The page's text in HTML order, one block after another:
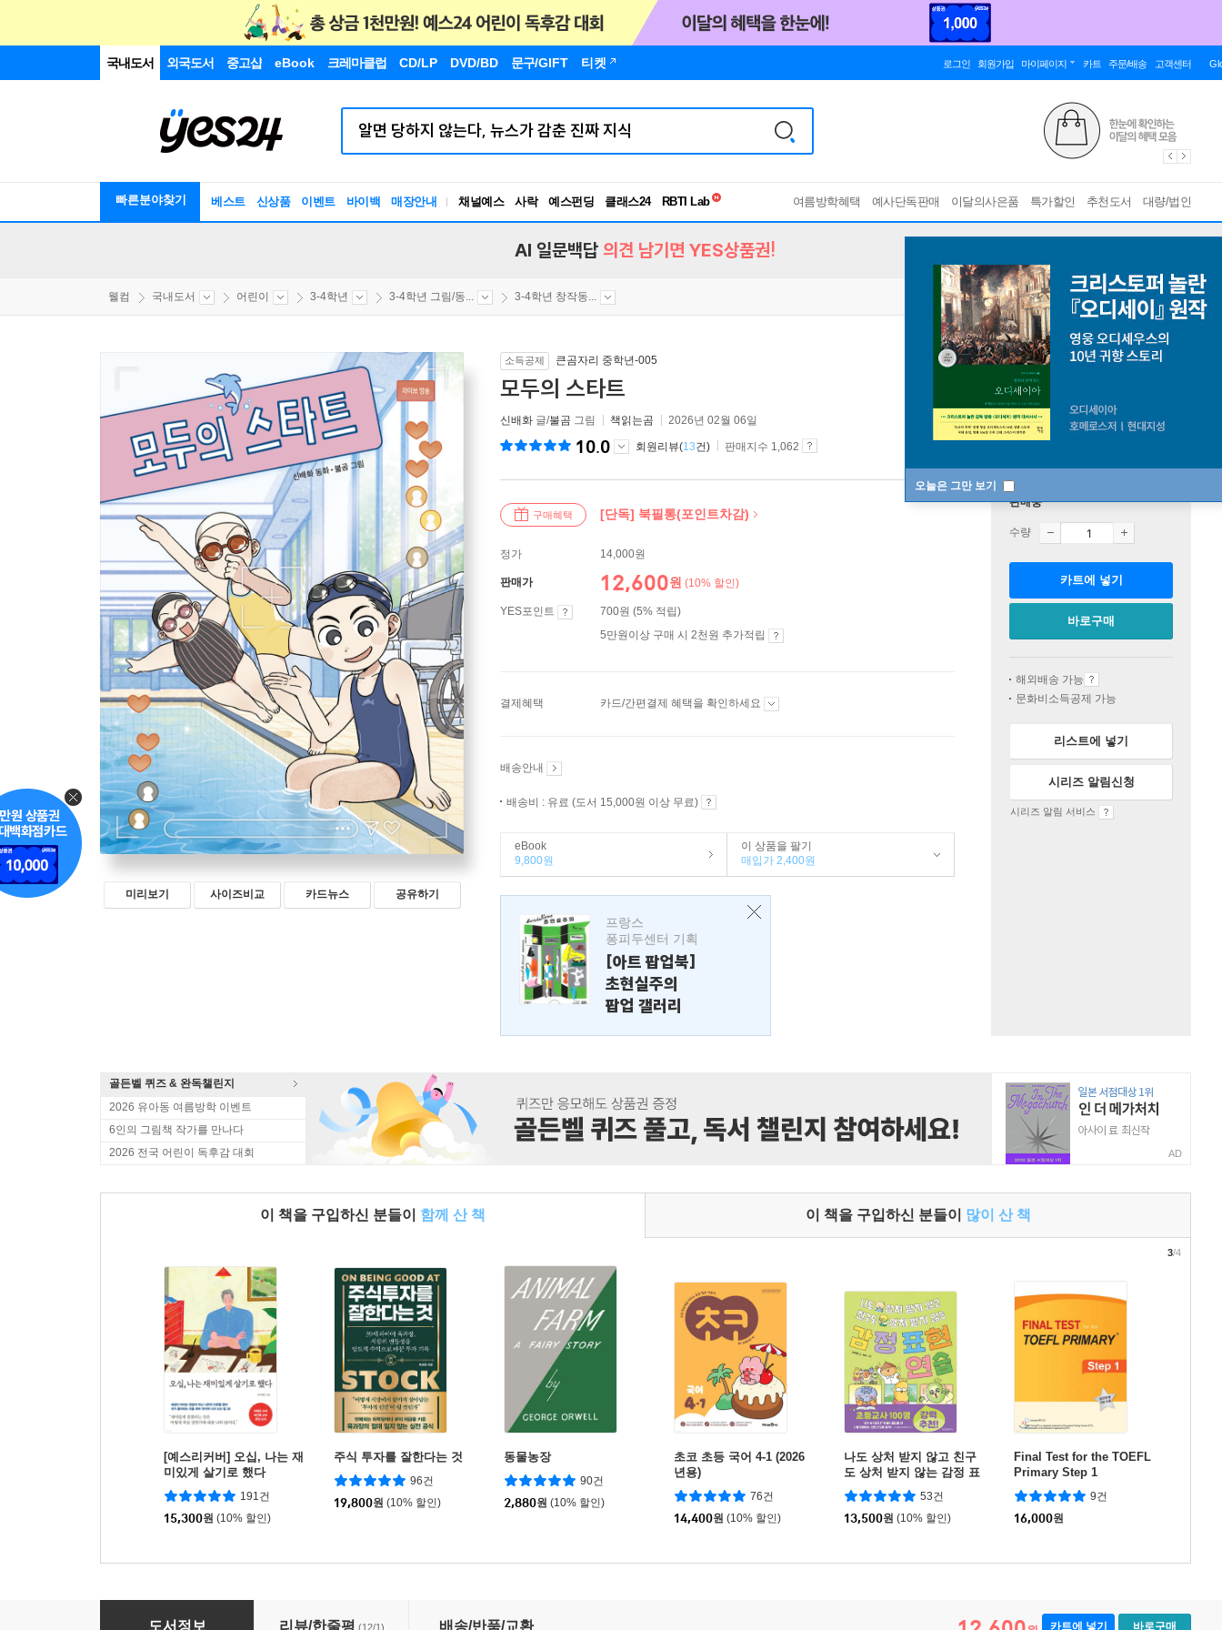
국내도서 외국도서 중고샵 eBook 크레마클럽 CD/LP DVD/BD 문구/GIFT 티켓 로그인 회원가입 마이페이지 카트 주문/배송 고객센터
빠른분야찾기 베스트 신상품 이벤트 바이백 매장안내 채널예스 사락 예스펀딩 클래스24
RBTI Lab
독서유형검사
여름방학혜택 예사단독판매 이달의사은품 특가할인 추천도서 대량/법인
오늘은 그만 보기
AI 일문백답 의견 남기면 YES상품권!
웰컴 국내도서 어린이 3-4학년 3-4학년 그림/동... 3-4학년 창작동...
미리보기 사이즈비교 카드뉴스 공유하기
소득공제 큰곰자리 중학년-005
모두의 스타트
신배화 글/불곰 그림 책읽는곰 2026년 02월 06일
10.0 회원리뷰(13건) 판매지수 1,062
구매혜택 [단독] 북필통(포인트차감)
정가 14,000원
판매가 12,600원 (10% 할인)
YES포인트
700원 (5% 적립)
5만원이상 구매 시 2천원 추가적립
결제혜택 카드/간편결제 혜택을 확인하세요
배송안내
배송비 : 유료 (도서 15,000원 이상 무료)
eBook
9,800원
이 상품을 팔기
매입가 2,400원
프랑스
퐁피두센터 기획
[아트 팝업북]
초현실주의
팝업 갤러리
판매중
수량
카트에 넣기
바로구매
해외배송 가능
문화비소득공제 가능
리스트에 넣기
시리즈 알림신청
시리즈 알림 서비스
골든벨 퀴즈 & 완독챌린지
2026 유아동 여름방학 이벤트
6인의 그림책 작가를 만나다
2026 전국 어린이 독후감 대회
AD
이 책을 구입하신 분들이 함께 산 책 이 책을 구입하신 분들이 많이 산 책
[예스리커버] 오십, 나는 재
미있게 살기로 했다
191건
15,300원 (10% 할인)
주식 투자를 잘한다는 것
96건
19,800원 (10% 할인)
동물농장
90건
2,880원 (10% 할인)
초코 초등 국어 4-1 (2026
년용)
76건
14,400원 (10% 할인)
나도 상처 받지 않고 친구
도 상처 받지 않는 감정 표
현 연습
53건
13,500원 (10% 할인)
Final Test for the TOEFL
Primary Step 1
9건
16,000원
3/4
모두의 스타트
도서정보 리뷰/한줄평 (12/1) 배송/반품/교환 카트에 넣기 바로구매